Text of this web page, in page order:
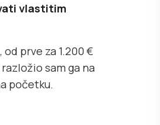
vlastitim
, od prve za 1.200 €
sam ga na
početku.